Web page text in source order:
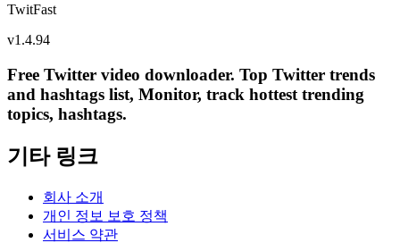
TwitFast
v1.4.94
Free Twitter video downloader. Top Twitter trends
and hashtags list, Monitor, track hottest trending
topics, hashtags.
기타 링크
회사 소개
개인 정보 보호 정책
서비스 약관